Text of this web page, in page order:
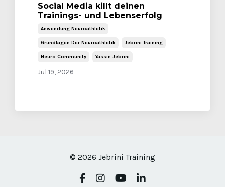
Social Media killt deinen
Trainings- und Lebenserfolg
Anwendung Neuroathletik
Grundlagen Der Neuroathletik Jebrini Training
Neuro Community Yassin Jebrini
Jul 19, 2026
© 2026 Jebrini Training